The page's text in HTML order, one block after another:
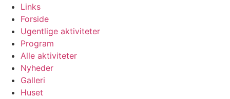
Links
Forside
Ugentlige aktiviteter
Program
Alle aktiviteter
Nyheder
Galleri
Huset